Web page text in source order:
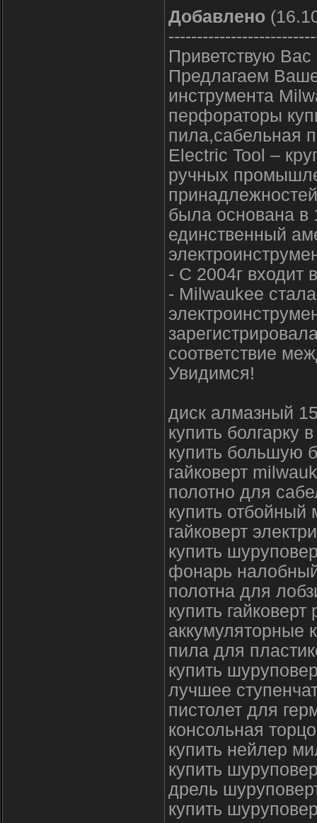
Добавлено
Приветствую Вас
Предлагаем
инструмента
перфораторы
пила,сабельная
Electric Tool –
ручных
была основана в
единственный
- С 2004г входит
- Milwaukee
соответствие
Увидимся!
диск алмазный
купить болгарку
купить большую
гайковерт
полотно для
купить отбойный
гайковерт
купить
фонарь
полотна для
купить гайковерт
аккумуляторные
пила для
купить
лучшее
пистолет для
консольная
купить нейлер
купить
дрель
купить